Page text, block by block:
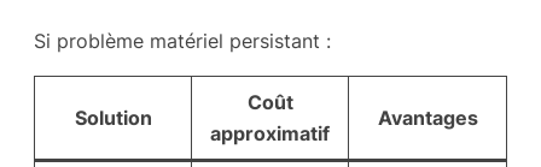
Si problème matériel persistant :
Solution
Coût
approximatif
Avantages